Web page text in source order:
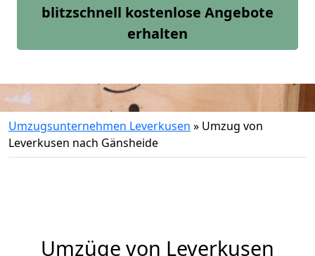
blitzschnell kostenlose Angebote
erhalten
Umzugsunternehmen Leverkusen » Umzug von
Leverkusen nach Gänsheide
Umzüge von Leverkusen